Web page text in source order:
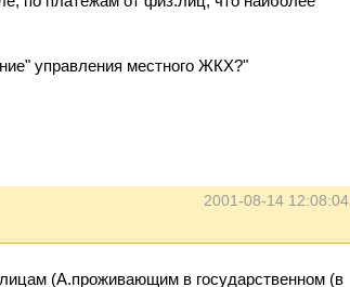
управления местного ЖКХ?"
2001-08-14 12:08:04
(А.проживающим в государственном (в